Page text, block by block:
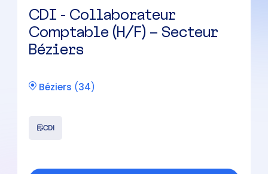
CDI - Collaborateur
Comptable (H/F) – Secteur
Béziers
Béziers (34)
CDI